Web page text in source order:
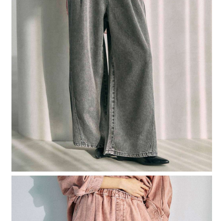
用戶於交易時，得透過本服務購買商品或服務，並由商店將買賣／分期付款
買賣價金債權讓與本公司後，依約使用本公司帳單繳交帳款。
2.基於同意付款使用「大哥付你分期」之契約關係目的，商店將以您的個人
資料（包含姓名、電話或地址）提供予台灣大哥大進項蒐集、處理及利用，
由本公司與您本人進行分期帳單所需資料之確認、核對及更正。
3.完整用戶服務條款，請詳閱以下連結： https://oppay.tw/userRule
※ 請注意：結帳手續完成當下不需立刻繳費，但若您需要取消訂單，請聯絡
購買商品的店家。未經商家同意取消之訂單仍視為有效，需透過AFTEE先享
後付繳納相關費用。
※ 交易是否成功請以「AFTEE先享後付 」之結帳頁面顯示為準，若有關於
是否繳費成功／繳費後需取消欲退款等相關疑問，請聯繫「AFTEE先享後付
https://netprotections.freshdesk.com/support/home
１．透過由恩沛科技股份有限公司提供之「AFTEE先享後付」服務完成之交
易，需依本服務之必要範圍內提供個人資料，並將交易相關給付款項請求債
權轉讓予恩沛科技股份有限公司。
２．關於個人資料處理事宜，請瀏覽以下網址：
https://aftee.tw/terms/#terms3
３．未成年的使用者請事先徵得法定代理人或監護人之同意方可使用
「AFTEE先享後付」，若未經同意申辦者引起之損失，本公司不負相關責
４．使用「AFTEE先享後付」時，將依據個別帳號之用戶狀況，依本公司即
時審查核予不同之上限額度；若仍有額度不足之情形，本公司將視審查結果
請求用戶進行身份認證。
５．嚴禁一人註冊多個帳號或使用他人資訊註冊。若發現惡意使用之情形，
恩沛科技股份有限公司將有權停止該用戶之使用額度並採取法律行動。
每筆NT$80，滿NT$1,500(含以上)免運費
每筆NT$80，滿NT$1,500(含以上)免運費